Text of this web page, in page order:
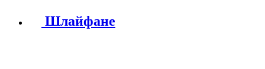
Шлайфане